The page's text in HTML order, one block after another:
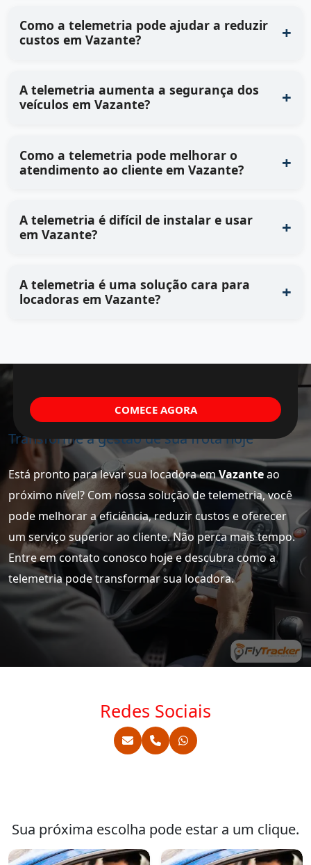
Como a telemetria pode ajudar a reduzir
custos em Vazante?
A telemetria aumenta a segurança dos
veículos em Vazante?
Como a telemetria pode melhorar o
atendimento ao cliente em Vazante?
A telemetria é difícil de instalar e usar
em Vazante?
A telemetria é uma solução cara para
locadoras em Vazante?
Transforme a gestão de sua frota hoje
Está pronto para levar sua locadora emVazanteao
próximo nível? Com nossa solução de telemetria, você
pode melhorar a eficiência, reduzir custos e oferecer
um serviço superior ao cliente. Não perca mais tempo.
Entre em contato conosco hoje e descubra como a
telemetria pode transformar sua locadora.
COMECE AGORA
Redes Sociais
Sua próxima escolha pode estar a um clique.